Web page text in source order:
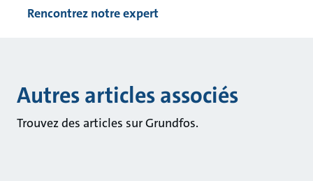
Rencontrez notre expert
Autres articles associés
Trouvez des articles sur Grundfos.